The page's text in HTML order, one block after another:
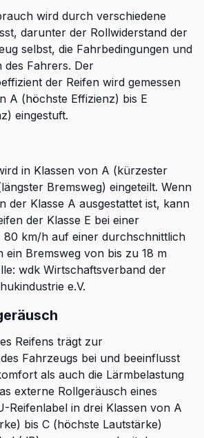
wird durch verschiedene
darunter der Rollwiderstand der
selbst, die Fahrbedingungen und
des Fahrers. Der
der Reifen wird gemessen
A (höchste Effizienz) bis E
eingestuft.
in Klassen von A (kürzester
Bremsweg) eingeteilt. Wenn
der Klasse A ausgestattet ist, kann
der Klasse E bei einer
80 km/h auf einer durchschnittlich
ein Bremsweg von bis zu 18 m
wdk Wirtschaftsverband der
e.V.
Reifens trägt zur
Fahrzeugs bei und beeinflusst
als auch die Lärmbelastung
externe Rollgeräusch eines
Reifenlabel in drei Klassen von A
bis C (höchste Lautstärke)